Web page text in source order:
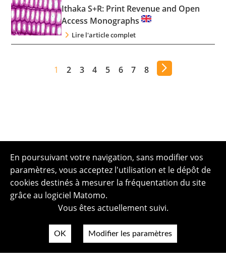
Ithaka S+R: Print Revenue and Open
Access Monographs
Lire l'article complet
1 2 3 4 5 6 7 8
En poursuivant votre navigation, sans modifier vos
paramètres, vous acceptez l'utilisation et le dépôt de
cookies destinés à mesurer la fréquentation du site
grâce au logiciel Matomo.
Vous êtes actuellement suivi.
OK Modifier les paramètres